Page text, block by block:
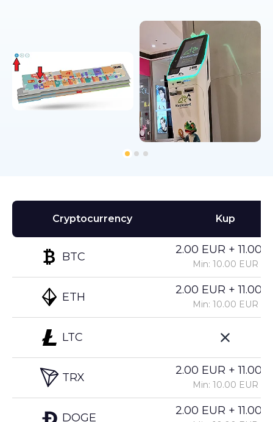
Cryptocurrency
BTC
ETH
LTC
TRX
DOGE
Kup
2.00 EUR +
Min: 10.00 EUR
2.00 EUR +
Min: 10.00 EUR
2.00 EUR +
Min: 10.00 EUR
2.00 EUR +